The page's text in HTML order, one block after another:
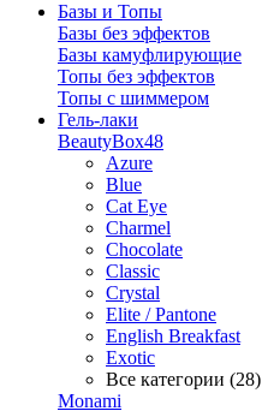
Базы и Топы
Базы без эффектов
Базы камуфлирующие
Топы без эффектов
Топы с шиммером
Гель-лаки
BeautyBox48
Azure
Blue
Cat Eye
Charmel
Chocolate
Classic
Crystal
Elite / Pantone
English Breakfast
Exotic
Все категории (28)
Monami